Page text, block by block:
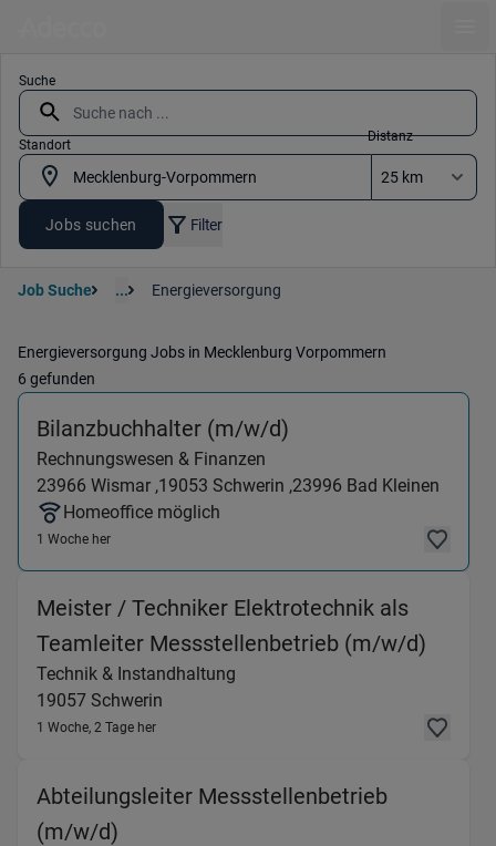
Suche
Standort
Distanz
Jobs suchen Filter
Job Suche ... Energieversorgung
Energieversorgung Jobs in Mecklenburg Vorpommern
6 gefunden
Bilanzbuchhalter (m/w/d)
Rechnungswesen & Finanzen
23966 Wismar ,19053 Schwerin ,23996 Bad Kleinen
Homeoffice möglich
1 Woche her
Meister / Techniker Elektrotechnik als
Teamleiter Messstellenbetrieb (m/w/d)
Technik & Instandhaltung
19057 Schwerin
1 Woche, 2 Tage her
Abteilungsleiter Messstellenbetrieb
(m/w/d)